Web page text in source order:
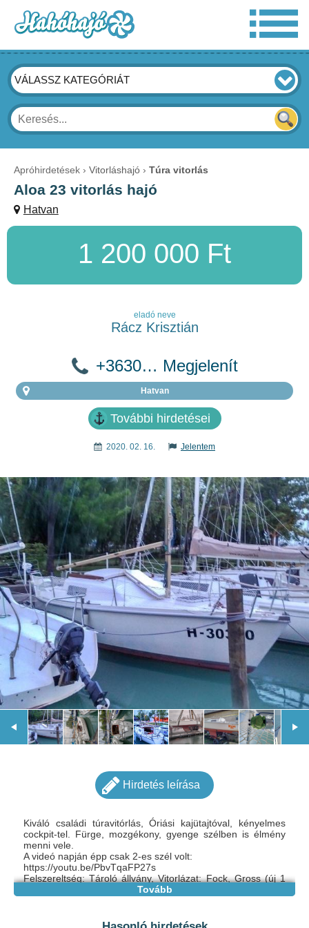
VÁLASSZ KATEGÓRIÁT
Apróhirdetések Vitorláshajó Túra vitorlás
Aloa 23 vitorlás hajó
Hatvan
1 200 000 Ft
eladó neve
Rácz Krisztián
+3630… Megjelenít
Hatvan
További hirdetései
2020. 02. 16. Jelentem
Hirdetés leírása
Kiváló családi túravitórlás, Óriási kajütajtóval, kényelmes
cockpit-tel. Fürge, mozgékony, gyenge szélben is élmény
menni vele.
A videó napján épp csak 2-es szél volt:
https://youtu.be/PbvTqaFP27s
Felszereltség: Tároló állvány, Vitorlázat: Fock, Gross (új 1
szezonos) +1 kisebb "vihar"gross (ez van a videón, mert
rendszer, világítás, USB, szivargyújtó csatlakozók, Új
Tovább